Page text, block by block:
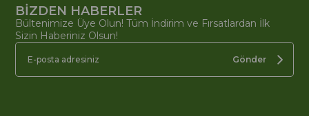
BİZDEN HABERLER
Bültenimize Üye Olun! Tüm İndirim ve Fırsatlardan İlk
Sizin Haberiniz Olsun!
Gönder